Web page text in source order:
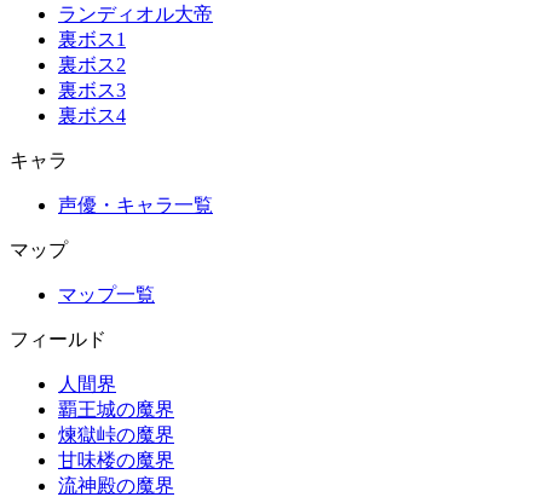
ランディオル大帝
裏ボス1
裏ボス2
裏ボス3
裏ボス4
キャラ
声優・キャラ一覧
マップ
マップ一覧
フィールド
人間界
覇王城の魔界
煉獄峠の魔界
甘味楼の魔界
流神殿の魔界